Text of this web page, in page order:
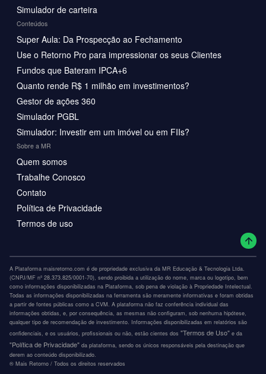
Simulador de carteira
Conteúdos
Super Aula: Da Prospecção ao Fechamento
Use o Retorno Pro para impressionar os seus Clientes
Fundos que Bateram IPCA+6
Quanto rende R$ 1 milhão em investimentos?
Gestor de ações 360
Simulador PGBL
Simulador: Investir em um imóvel ou em FIIs?
Sobre a MR
Quem somos
Trabalhe Conosco
Contato
Política de Privacidade
Termos de uso
A Plataforma maisretorno.com é de propriedade exclusiva da MR Educação & Tecnologia Ltda.
(CNPJ/MF nº 28.373.825/0001-70), sendo proibida a utilização do nome, marca ou logotipo, bem
como informações disponibilizadas na Plataforma, sob pena de violação à Propriedade Intelectual.
Todas as informações disponibilizadas na ferramenta são meramente informativas e foram obtidas
a partir de fontes públicas como a CVM. A plataforma não faz conferência individual das
informações obtidas, e, por consequência, as mesmas não configuram, sob nenhuma hipótese,
qualquer tipo de recomendação de investimento. Informações disponibilizadas em relatórios são
confidenciais, e os usuários, profissionais ou não, estão cientes dos "Termos de Uso" e da
"Política de Privacidade" da plataforma, sendo os únicos responsáveis pela destinação que
derem ao conteúdo disponibilizado.
®️ Mais Retorno / Todos os direitos reservados